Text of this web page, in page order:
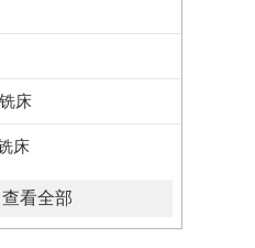
床
床
查看全部